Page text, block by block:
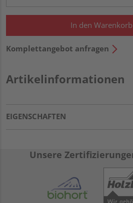
In den Warenkorb
Komplettangebot anfragen
Artikelinformationen
EIGENSCHAFTEN
Unsere